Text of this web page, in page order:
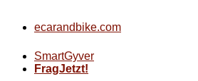
ecarandbike.com
SmartGyver
FragJetzt!